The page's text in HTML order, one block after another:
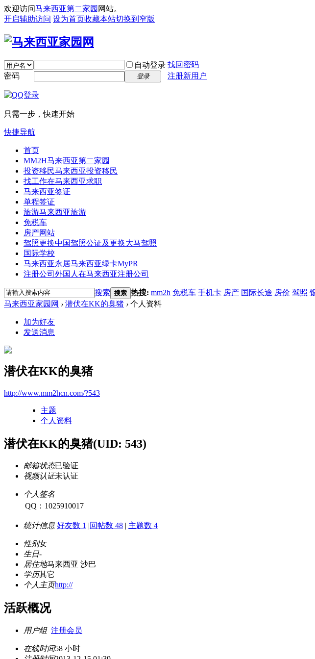
欢迎访问马来西亚第二家园 网站。
开启辅助访问 设为首页收藏本站切换到窄版
自动登录 找回密码
密码
登录 注册新用户
只需一步，快速开始
快捷导航
首页
MM2H马来西亚第二家园
投资移民马来西亚投资移民
找工作在马来西亚求职
马来西亚签证
单程签证
旅游马来西亚旅游
免税车
房产网站
驾照更换中国驾照公证及更换大马驾照
国际学校
马来西亚永居马来西亚绿卡MyPR
注册公司 外国人在马来西亚注册公司
搜索 搜索 热搜: mm2h 免税车 手机卡 房产 国际长途 房价 驾照
马来西亚家园网 › 潜伏在KK的臭猪 › 个人资料
加为好友
发送消息
潜伏在KK的臭猪
http://www.mm2hcn.com/?543
主题
个人资料
潜伏在KK的臭猪(UID: 543)
邮箱状态已验证
视频认证未认证
个人签名
QQ：1025910017
统计信息 好友数 1 |回帖数 48 | 主题数 4
性别女
生日-
居住地马来西亚 沙巴
学历其它
个人主页http://
活跃概况
用户组 注册会员
在线时间58 小时